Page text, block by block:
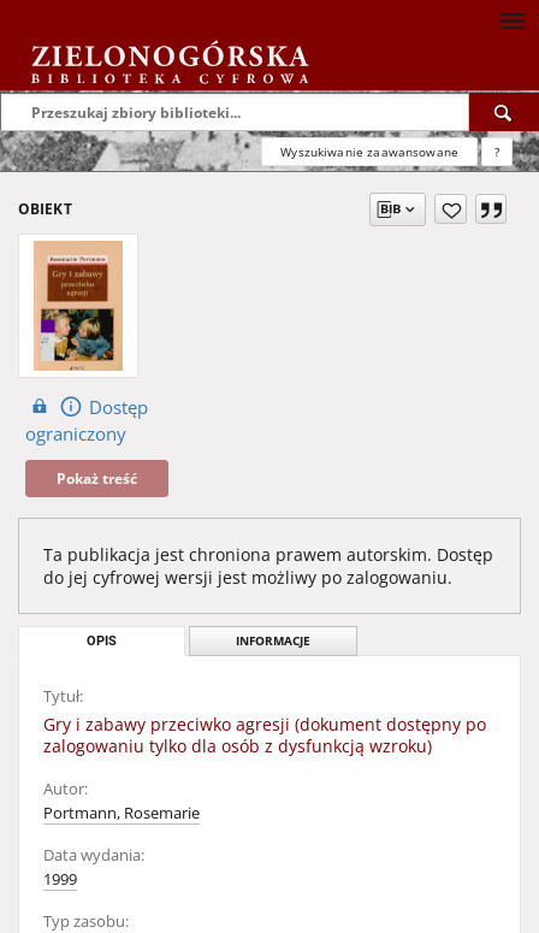
Wyszukiwanie zaawansowane ?
OBIEKT
Dostęp
ograniczony
Pokaż treść
Ta publikacja jest chroniona prawem autorskim. Dostęp
do jej cyfrowej wersji jest możliwy po zalogowaniu.
OPIS INFORMACJE
Tytuł:
Gry i zabawy przeciwko agresji (dokument dostępny po
zalogowaniu tylko dla osób z dysfunkcją wzroku)
Autor:
Portmann, Rosemarie
Data wydania:
1999
Typ zasobu: